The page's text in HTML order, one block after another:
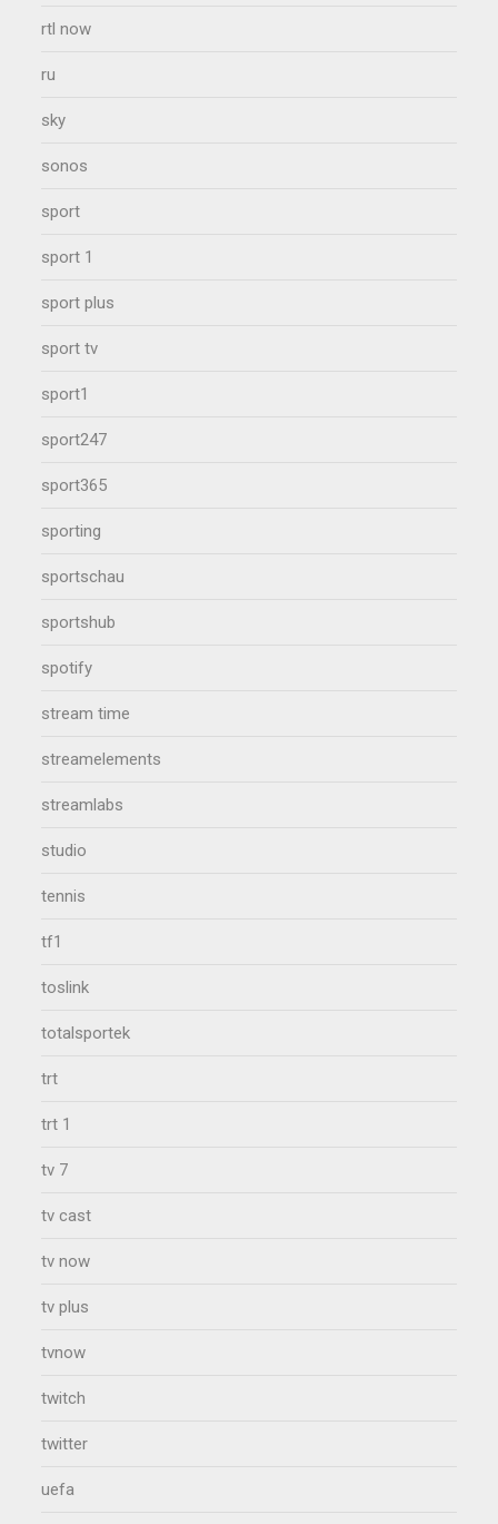
rtl now
ru
sky
sonos
sport
sport 1
sport plus
sport tv
sport1
sport247
sport365
sporting
sportschau
sportshub
spotify
stream time
streamelements
streamlabs
studio
tennis
tf1
toslink
totalsportek
trt
trt 1
tv 7
tv cast
tv now
tv plus
tvnow
twitch
twitter
uefa